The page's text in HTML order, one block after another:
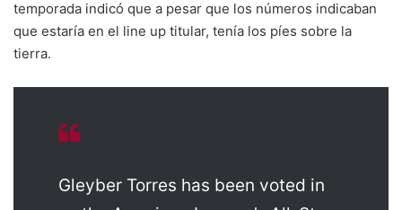
temporada indicó que a pesar que los números indicaban
que estaría en el line up titular, tenía los píes sobre la
tierra.
Gleyber Torres has been voted in